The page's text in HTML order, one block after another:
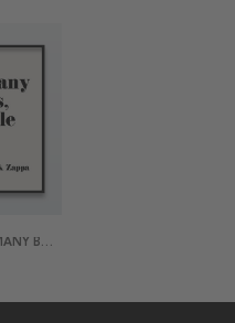
PLAKAT SO MANY BOOKS